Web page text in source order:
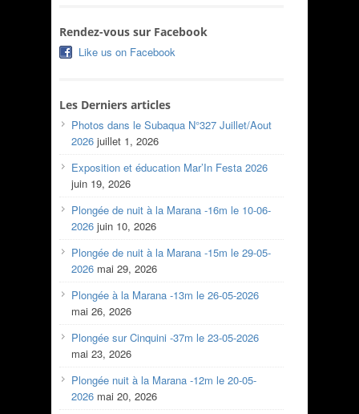
Rendez-vous sur Facebook
Like us on Facebook
Les Derniers articles
Photos dans le Subaqua N°327 Juillet/Aout
2026 juillet 1, 2026
Exposition et éducation Mar’In Festa 2026
juin 19, 2026
Plongée de nuit à la Marana -16m le 10-06-
2026 juin 10, 2026
Plongée de nuit à la Marana -15m le 29-05-
2026 mai 29, 2026
Plongée à la Marana -13m le 26-05-2026
mai 26, 2026
Plongée sur Cinquini -37m le 23-05-2026
mai 23, 2026
Plongée nuit à la Marana -12m le 20-05-
2026 mai 20, 2026